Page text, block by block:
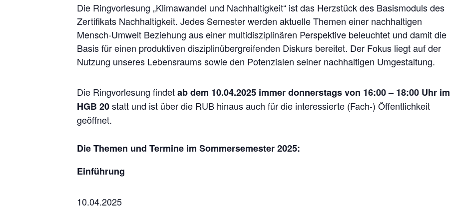
Die Ringvorlesung „Klimawandel und Nachhaltigkeit“ ist das Herzstück des Basismoduls des
Zertifikats Nachhaltigkeit. Jedes Semester werden aktuelle Themen einer nachhaltigen
Mensch-Umwelt Beziehung aus einer multidisziplinären Perspektive beleuchtet und damit die
Basis für einen produktiven disziplinübergreifenden Diskurs bereitet. Der Fokus liegt auf der
Nutzung unseres Lebensraums sowie den Potenzialen seiner nachhaltigen Umgestaltung.
Die Ringvorlesung findetab dem 10.04.2025 immer donnerstags von 16:00 – 18:00 Uhr im
HGB 20statt und ist über die RUB hinaus auch für die interessierte (Fach-) Öffentlichkeit
geöffnet.
Die Themen und Termine im Sommersemester 2025:
Einführung
10.04.2025